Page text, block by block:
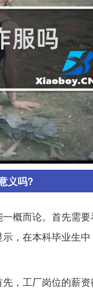
义吗?
概而论。首先需要
，在本科毕业生
，工厂岗位的薪